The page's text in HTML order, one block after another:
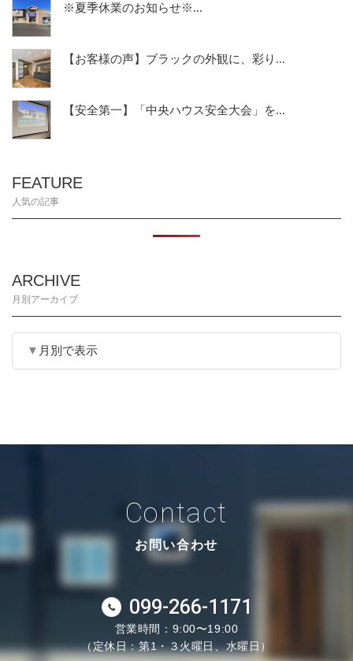
※夏季休業のお知らせ※...
【お客様の声】ブラックの外観に、彩り...
【安全第一】「中央ハウス安全大会」を...
FEATURE
人気の記事
ARCHIVE
月別アーカイブ
月別で表示
Contact
お問い合わせ
099-266-1171
営業時間：9:00〜19:00
（定休日：第1・３火曜日、水曜日）